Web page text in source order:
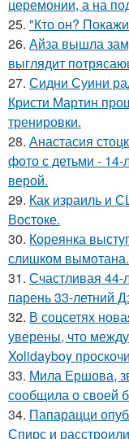
церемонии, а на
25. "Кто он?
26. Айза вышла
выглядит
27. Сидни Суини
Кристи Мартин
тренировки.
28. Анастасия
фото с детьми -
верой.
29. Как израиль и
Востоке.
30. Кореянка
слишком вымотана.
31. Счастливая 44-
парень 33-летний
32. В соцсетях
уверены, что
Xolidayboy
33. Мила Ершова,
сообщила о своей
34. Папарацци
Спирс и